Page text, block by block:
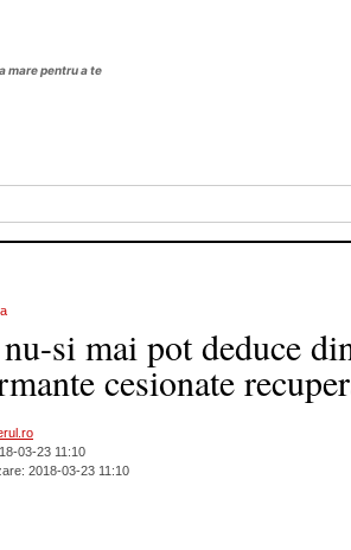
mare pentru a te
si mai pot deduce
cesionate
03-23 11:10
2018-03-23 11:10